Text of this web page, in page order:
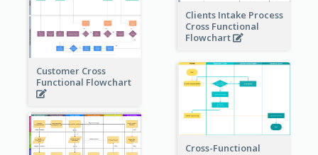
Clients Intake Process
Cross Functional
Flowchart
Customer Cross
Functional Flowchart
Cross-Functional